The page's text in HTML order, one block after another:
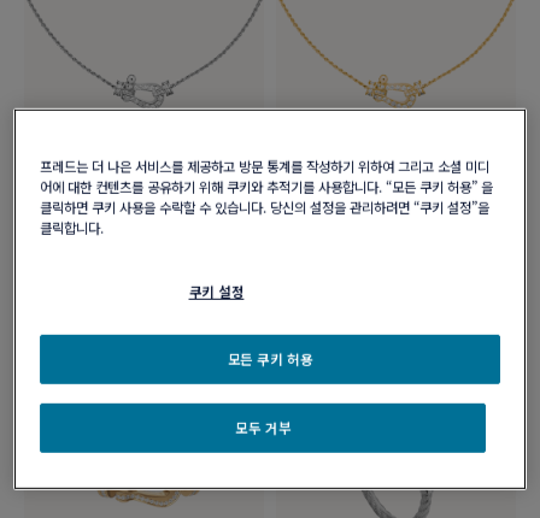
포스텐 네크리스
18k 화이트 골드 및 다이아몬드 미디
포스텐 네크리스
프레드는 더 나은 서비스를 제공하고 방문 통계를 작성하기 위하여 그리고 소셜 미디
어에 대한 컨텐츠를 공유하기 위해 쿠키와 추적기를 사용합니다. “모든 쿠키 허용” 을
클릭하면 쿠키 사용을 수락할 수 있습니다. 당신의 설정을 관리하려면 “쿠키 설정”을
클릭합니다.
쿠키 설정
모두 거부
모든 쿠키 허용